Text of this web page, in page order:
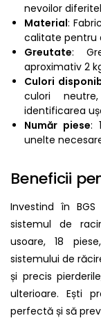
nevoilor
Material:
calitate pentru
Greutate:
aproximativ 2
Culori
culori
identificarea
Număr piese:
unelte
Beneficii
Investind în
sistemul de
usoare, 18
sistemului de
și precis
ulterioare. Ești
perfectă și să